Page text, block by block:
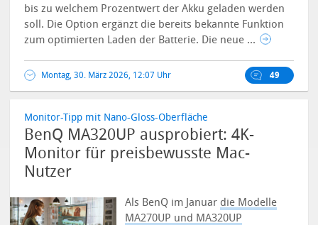
bis zu welchem Prozentwert der Akku geladen werden
soll. Die Option ergänzt die bereits bekannte Funktion
zum optimierten Laden der Batterie. Die neue ...
Montag, 30. März 2026, 12:07 Uhr 49
Monitor-Tipp mit Nano-Gloss-Oberfläche
BenQ MA320UP ausprobiert: 4K-
Monitor für preisbewusste Mac-
Nutzer
Als BenQ im Januar die Modelle
MA270UP und MA320UP